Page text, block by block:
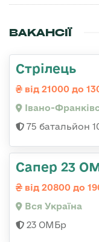
ВАКАНСІЇ
Стрілець
від 21000 до
Івано-
75 батальйон
Сапер 23
від 20800 до
Вся Україна
23 ОМБр